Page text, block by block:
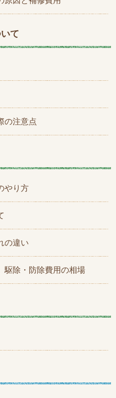
て
の注意点
やり方
の違い
駆除・防除費用の相場